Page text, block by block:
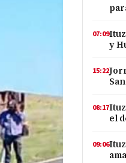
07:09
y
15:22
08:17
el
09:06